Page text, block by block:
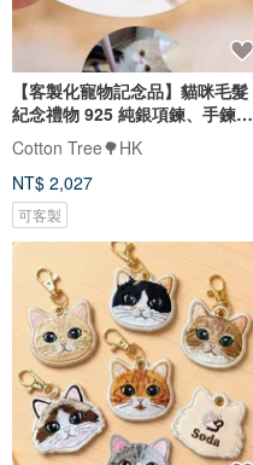
【客製化寵物記念品】貓咪毛髮
紀念禮物 925 純銀項鍊、手鍊飾
品
Cotton Tree🌳HK
NT$ 2,027
可客製